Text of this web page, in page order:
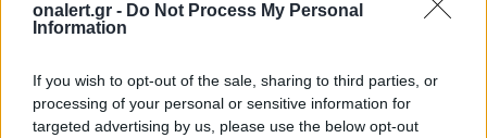
onalert.gr - Do Not Process My Personal
Information
If you wish to opt-out of the sale, sharing to third parties, or
processing of your personal or sensitive information for
targeted advertising by us, please use the below opt-out
ΔΙΑΦΗΜΙΣΗ